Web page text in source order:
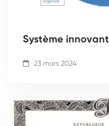
Système innovant
23 mars 2024